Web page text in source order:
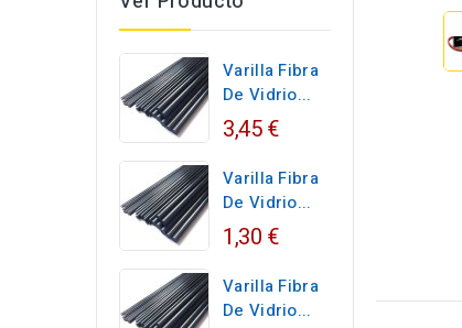
Varilla Fibra
De Vidrio...
3,45 €
Varilla Fibra
De Vidrio...
1,30 €
Varilla Fibra
De Vidrio...